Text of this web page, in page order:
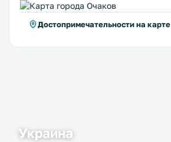
Достопримечательности на карте
Украина